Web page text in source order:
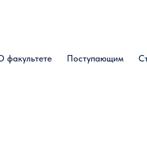
факультете Поступающим
факультете Поступающим